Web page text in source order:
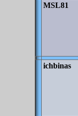
MSL81
ichbinas